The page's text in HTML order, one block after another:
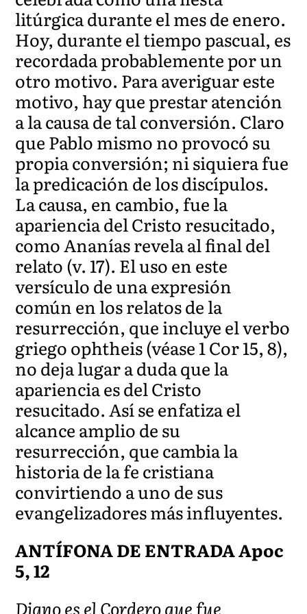
litúrgica durante el mes de enero.
Hoy, durante el tiempo pascual, es
recordada probablemente por un
otro motivo. Para averiguar este
motivo, hay que prestar atención
a la causa de tal conversión. Claro
que Pablo mismo no provocó su
propia conversión; ni siquiera fue
la predicación de los discípulos.
La causa, en cambio, fue la
apariencia del Cristo resucitado,
como Ananías revela al final del
relato (v. 17). El uso en este
versículo de una expresión
común en los relatos de la
resurrección, que incluye el verbo
griego ophtheis (véase 1 Cor 15, 8),
no deja lugar a duda que la
apariencia es del Cristo
resucitado. Así se enfatiza el
alcance amplio de su
resurrección, que cambia la
historia de la fe cristiana
convirtiendo a uno de sus
evangelizadores más influyentes.
ANTÍFONA DE ENTRADA Apoc
5, 12
Digno es el Cordero que fue